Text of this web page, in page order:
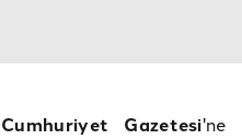
Cumhuriyet Gazetesi'ne